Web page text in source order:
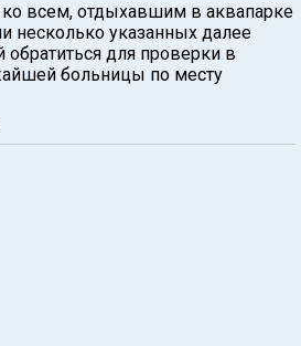
всем, отдыхавшим в аквапарке
несколько указанных далее
для проверки в
больницы по месту